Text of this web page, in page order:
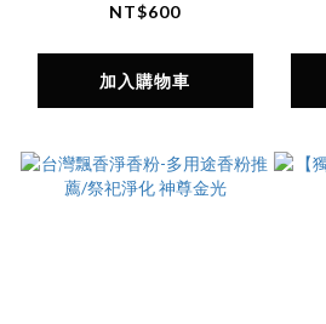
NT$600
加入購物車